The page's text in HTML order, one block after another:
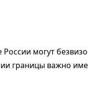
могут
границы важно